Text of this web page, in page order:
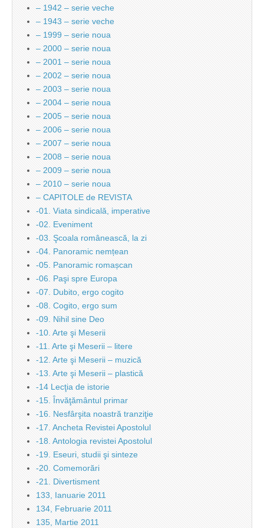
– 1942 – serie veche
– 1943 – serie veche
– 1999 – serie noua
– 2000 – serie noua
– 2001 – serie noua
– 2002 – serie noua
– 2003 – serie noua
– 2004 – serie noua
– 2005 – serie noua
– 2006 – serie noua
– 2007 – serie noua
– 2008 – serie noua
– 2009 – serie noua
– 2010 – serie noua
– CAPITOLE de REVISTA
-01. Viata sindicală, imperative
-02. Eveniment
-03. Şcoala românească, la zi
-04. Panoramic nemțean
-05. Panoramic romașcan
-06. Paşi spre Europa
-07. Dubito, ergo cogito
-08. Cogito, ergo sum
-09. Nihil sine Deo
-10. Arte şi Meserii
-11. Arte şi Meserii – litere
-12. Arte şi Meserii – muzică
-13. Arte şi Meserii – plastică
-14 Lecţia de istorie
-15. Învăţământul primar
-16. Nesfârşita noastră tranziţie
-17. Ancheta Revistei Apostolul
-18. Antologia revistei Apostolul
-19. Eseuri, studii şi sinteze
-20. Comemorări
-21. Divertisment
133, Ianuarie 2011
134, Februarie 2011
135, Martie 2011